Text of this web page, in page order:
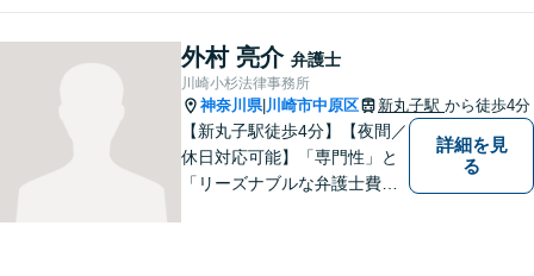
り添い、明るい未来へと導き
ます。皆様の人生の岐路に真
摯に向き合います。まずはお
気軽にご相談ください！
外村 亮介 弁護士
川崎小杉法律事務所
神奈川県| 川崎市中原区 新丸子駅 から徒歩4分
【新丸子駅徒歩4分】【夜間／
休日対応可能】「専門性」と
「リーズナブルな弁護士費
詳細を見
る